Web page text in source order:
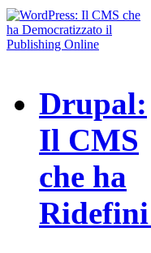
Drupal:
Il CMS
che ha